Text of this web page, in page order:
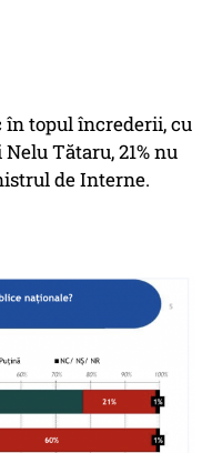
în topul încrederii, cu
Tătaru, 21% nu
de Interne.